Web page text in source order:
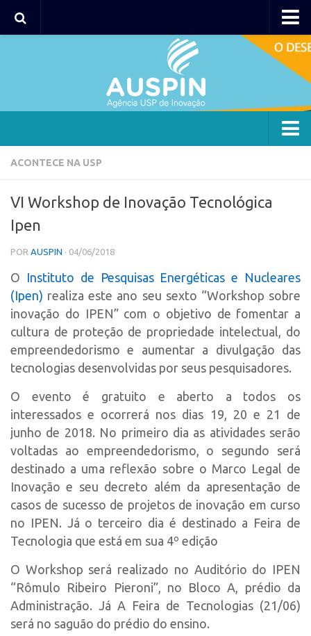
Agência
Coordenação
Polos
Polo Capital
Polo Lorena
Polo Ribeirão Preto
Programas
Bolsa Empreendedorismo
Bolsa Startup USP
PGI-USP
Conexão USP
Conexão Inter-USP
Leis e Normas
Portal do Inventor
Inteligência Competitiva
Pesquisa na USP
EMBRAPIIs
CEPIDs
ACONTECE NA USP
VI Workshop de Inovação Tecnológica
Ipen
POR AUSPIN · 04/06/2018
O Instituto de Pesquisas Energéticas e Nucleares
(Ipen) realiza este ano seu sexto “Workshop sobre
inovação do IPEN” com o objetivo de fomentar a
cultura de proteção de propriedade intelectual, do
empreendedorismo e aumentar a divulgação das
tecnologias desenvolvidas por seus pesquisadores.
O evento é gratuito e aberto a todos os
interessados e ocorrerá nos dias 19, 20 e 21 de
junho de 2018. No primeiro dia as atividades serão
voltadas ao empreendedorismo, o segundo será
destinado a uma reflexão sobre o Marco Legal de
Inovação e seu decreto além da apresentação de
casos de sucesso de projetos de inovação em curso
no IPEN. Já o terceiro dia é destinado a Feira de
Tecnologia que está em sua 4º edição
O Workshop será realizado no Auditório do IPEN
“Rômulo Ribeiro Pieroni”, no Bloco A, prédio da
Administração. Já A Feira de Tecnologias (21/06)
será no saguão do prédio do ensino.